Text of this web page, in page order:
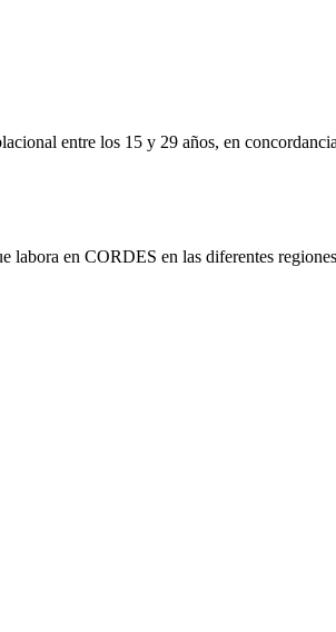
entre los 15 y 29 años, en
labora en CORDES en las diferentes